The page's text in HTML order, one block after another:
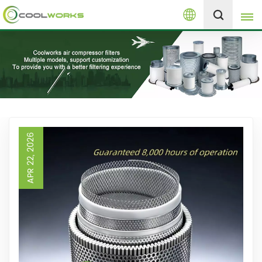
Русский
English
español
العربية
русский
Melayu
+8613525046291
APR 22, 2026